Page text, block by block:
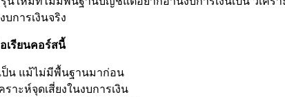
บการเงินจริง
เรียนคอร์สนี้
ป็น แม้ไม่มีพื้นฐานมาก่อน
ราะห์จุดเสี่ยงในงบการเงิน